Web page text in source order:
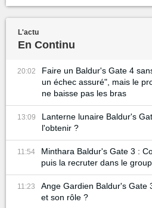
L'actu
En Continu
20:02
Faire un Baldur's Gate 4
un échec assuré", mais le
ne baisse pas les bras
13:09
Lanterne lunaire Baldur's
l'obtenir ?
11:54
Minthara Baldur's Gate 3 :
puis la recruter dans le
11:23
Ange Gardien Baldur's Gate
et son rôle ?